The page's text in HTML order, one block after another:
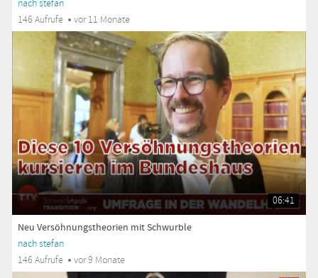
nach stefan
146 Aufrufe
vor 11 Monate
06:41
Neu Versöhnungstheorien mit Schwurble
nach stefan
146 Aufrufe
vor 9 Monate